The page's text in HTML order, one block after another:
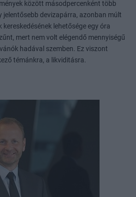
között másodpercenként több
jelentősebb devizapárra, azonban múlt
lehetősége egy óra
mert nem volt elégendő mennyiségű
hadával szemben. Ez viszont
témánkra, a likviditásra.